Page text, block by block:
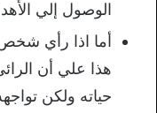
الوصول إلي
أما اذا رأي
هذا علي أن
حياته ولكن